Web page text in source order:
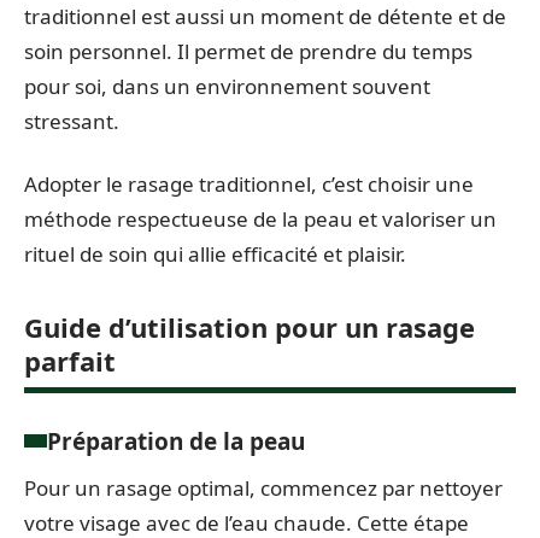
traditionnel est aussi un moment de détente et de
soin personnel. Il permet de prendre du temps
pour soi, dans un environnement souvent
stressant.
Adopter le rasage traditionnel, c’est choisir une
méthode respectueuse de la peau et valoriser un
rituel de soin qui allie efficacité et plaisir.
Guide d’utilisation pour un rasage
parfait
Préparation de la peau
Pour un rasage optimal, commencez par nettoyer
votre visage avec de l’eau chaude. Cette étape